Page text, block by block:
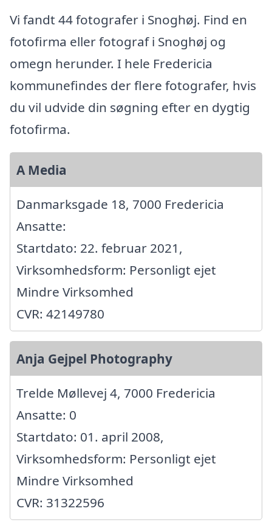
Vi fandt 44 fotografer i Snoghøj. Find en
fotofirma eller fotograf i Snoghøj og
omegn herunder. I hele Fredericia
kommunefindes der flere fotografer, hvis
du vil udvide din søgning efter en dygtig
fotofirma.
A Media
Danmarksgade 18, 7000 Fredericia
Ansatte:
Startdato: 22. februar 2021,
Virksomhedsform: Personligt ejet
Mindre Virksomhed
CVR: 42149780
Anja Gejpel Photography
Trelde Møllevej 4, 7000 Fredericia
Ansatte: 0
Startdato: 01. april 2008,
Virksomhedsform: Personligt ejet
Mindre Virksomhed
CVR: 31322596